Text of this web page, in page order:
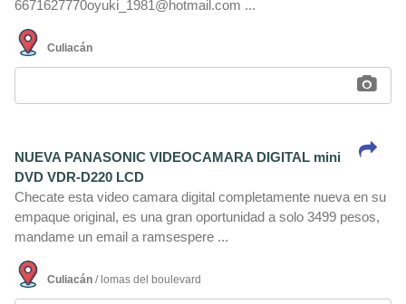
6671627770oyuki_1981@hotmail.com ...
Culiacán
NUEVA PANASONIC VIDEOCAMARA DIGITAL mini
DVD VDR-D220 LCD
Checate esta video camara digital completamente nueva en su
empaque original, es una gran oportunidad a solo 3499 pesos,
mandame un email a ramsespere ...
Culiacán / lomas del boulevard